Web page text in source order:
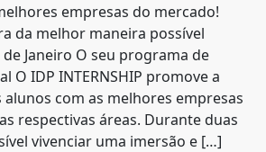
empresas do mercado!
da melhor maneira possível
de Janeiro O seu programa de
O IDP INTERNSHIP promove a
alunos com as melhores empresas
respectivas áreas. Durante duas
vivenciar uma imersão e […]